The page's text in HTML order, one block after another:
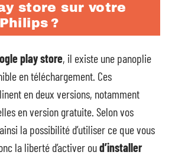
store sur votre
?
play store, il existe une panoplie
en téléchargement. Ces
en deux versions, notamment
en version gratuite. Selon vos
la possibilité d’utiliser ce que vous
la liberté d’activer oud’installer